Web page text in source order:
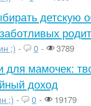
детскую
;) - 0 - 3789
для мамочек:
доход
;) - 0 - 19179